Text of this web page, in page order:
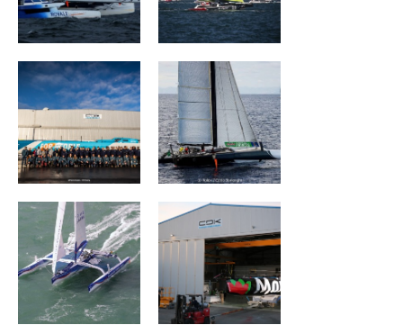
VULNERABLE
RUYANT
The Famous
Project
Banque Populaire
III
MAÎTRE COQ V
Banque Populaire
Groupama I